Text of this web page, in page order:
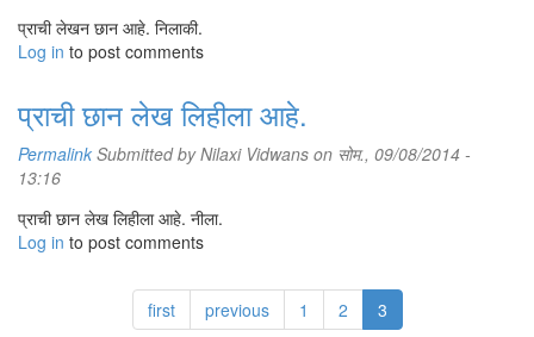
प्राची लेखन छान आहे. निलाकी.
Log in to post comments
प्राची छान लेख लिहीला आहे.
Permalink Submitted byNilaxi Vidwans on सोम., 09/08/2014 -
13:16
प्राची छान लेख लिहीला आहे. नीला.
Log in to post comments
first previous 1 2 3